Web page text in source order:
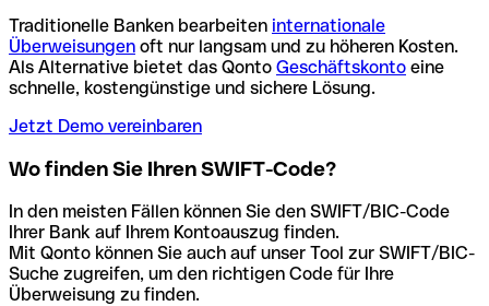
Traditionelle Banken bearbeiten internationale
Überweisungen oft nur langsam und zu höheren Kosten.
Als Alternative bietet das Qonto Geschäftskonto eine
schnelle, kostengünstige und sichere Lösung.
Jetzt Demo vereinbaren
Wo finden Sie Ihren SWIFT-Code?
In den meisten Fällen können Sie den SWIFT/BIC-Code
Ihrer Bank auf Ihrem Kontoauszug finden.
Mit Qonto können Sie auch auf unser Tool zur SWIFT/BIC-
Suche zugreifen, um den richtigen Code für Ihre
Überweisung zu finden.